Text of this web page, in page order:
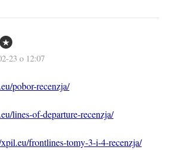
23 o 12:07
pobor-recenzja/
lines-of-departure-recenzja/
frontlines-tomy-3-i-4-recenzja/